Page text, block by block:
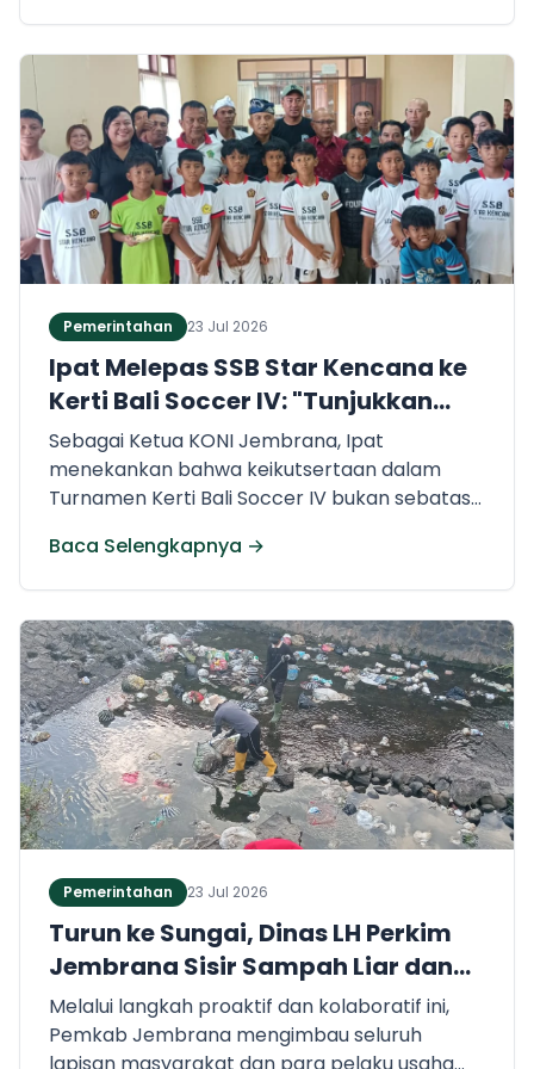
pendidikan anak-anaknya. Untuk mewujudkan
hal tersebut, keterlibatan aktif dunia usaha
menjadi kunci penting dalam mempercepat
pemerataan akses pendidikan yang layak.
Pemerintahan 23 Jul 2026
Ipat Melepas SSB Star Kencana ke
Kerti Bali Soccer IV: "Tunjukkan
Mental Juara!
Sebagai Ketua KONI Jembrana, Ipat
menekankan bahwa keikutsertaan dalam
Turnamen Kerti Bali Soccer IV bukan sebatas
menjadi pengalaman yang sangat berharga
untuk menempa jam terbang, mengasah
kualitas teknis, dan membentuk mentalitas
bertanding sejak dini.
Baca Selengkapnya →
Pemerintahan 23 Jul 2026
Turun ke Sungai, Dinas LH Perkim
Jembrana Sisir Sampah Liar dan
Perkuat Pengawasan dengan KSM
Melalui langkah proaktif dan kolaboratif ini,
Pemkab Jembrana mengimbau seluruh